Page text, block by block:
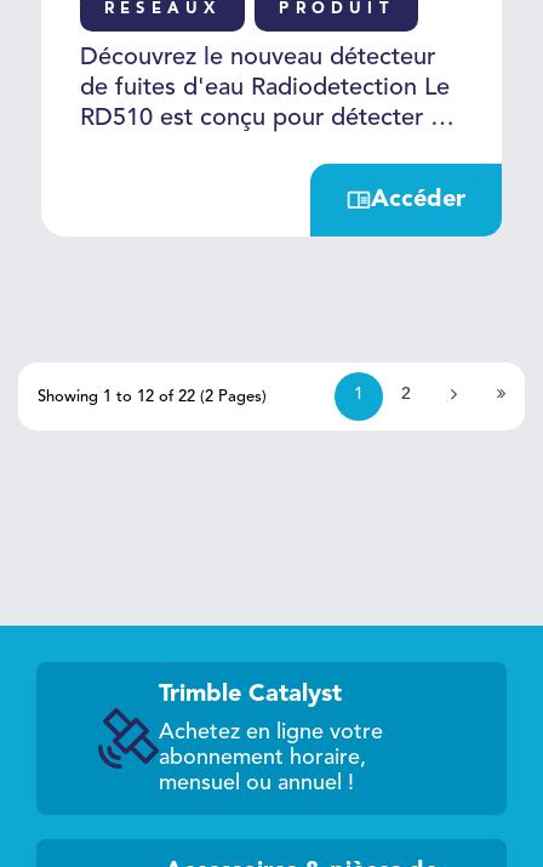
RÉSEAUX PRODUIT
Découvrez le nouveau détecteur
de fuites d'eau Radiodetection Le
RD510 est conçu pour détecter et
compris sur les réseaux en PVC.
Accéder
1 2
>|
Showing 1 to 12 of 22 (2 Pages)
Trimble Catalyst
Achetez en ligne votre
abonnement horaire,
mensuel ou annuel !